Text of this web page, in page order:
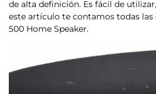
de alta definición. Es fácil de
este artículo te contamos todas las
500 Home Speaker.